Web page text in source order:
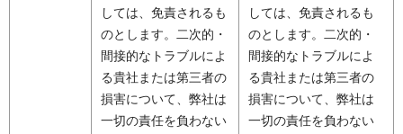
しては、免責されるも
のとします。二次的・
間接的なトラブルによ
る貴社または第三者の
損害について、弊社は
一切の責任を負わない
しては、免責されるも
のとします。二次的・
間接的なトラブルによ
る貴社または第三者の
損害について、弊社は
一切の責任を負わない